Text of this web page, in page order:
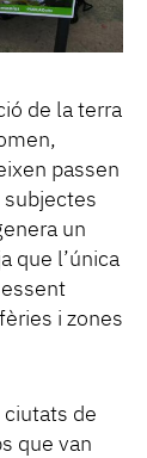
de la terra
passen
subjectes
un
que l’única
i zones
ciutats de
que van